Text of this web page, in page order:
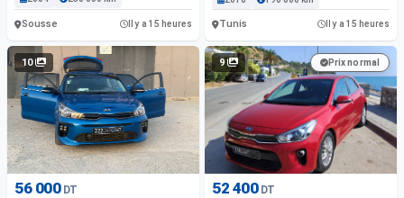
Sousse Il y a 15 heures Tunis Il y a 15 heures
10
56 000 DT
9 Prix normal
52 400 DT